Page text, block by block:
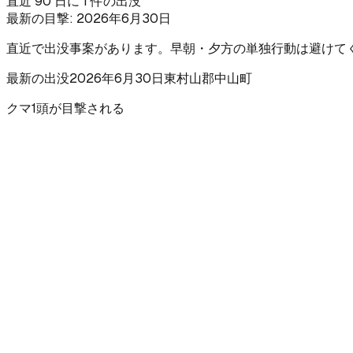
最新の目撃: 2026年6月30日
直近で出没事案があります。早朝・夕方の単独行動は避けて
最新の出没2026年6月30日東村山郡中山町
クマ1頭が目撃される